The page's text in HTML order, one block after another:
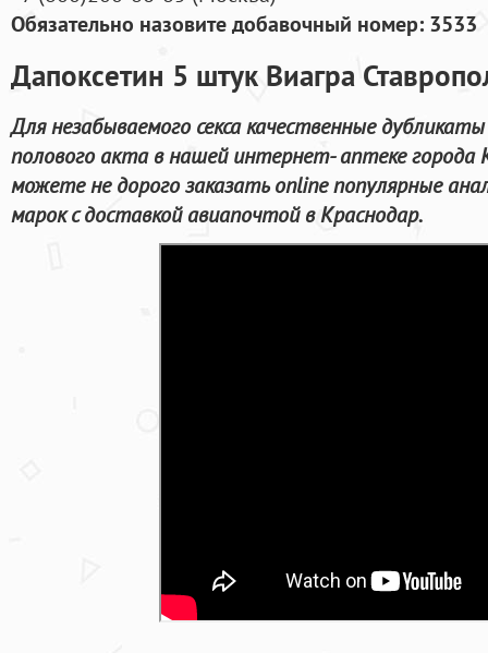
Обязательно назовите добавочный номер: 3533
Дапоксетин 5 штук Виагра
Для незабываемого секса качественные
полового акта в нашей интернет- аптеке города
можете не дорого заказать online популярные
марок с доставкой авиапочтой в Краснодар.